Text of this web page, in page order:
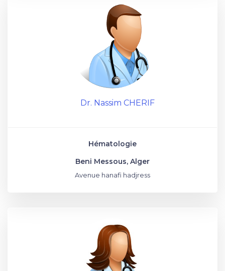
Dr. Nassim CHERIF
Hématologie
Beni Messous, Alger
Avenue hanafi hadjress